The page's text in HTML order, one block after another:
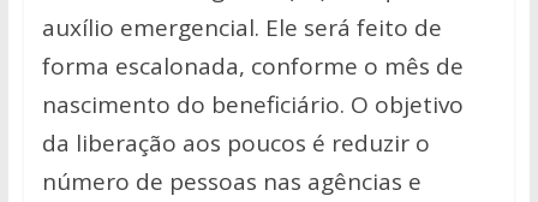
A
p
p
o
o
k
Li
n
k
auxílio emergencial. Ele será feito de
forma escalonada, conforme o mês de
nascimento do beneficiário. O objetivo
da liberação aos poucos é reduzir o
número de pessoas nas agências e